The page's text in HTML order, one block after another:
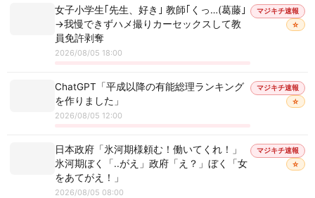
女子小学生｢先生、好き｣ 教師｢くっ…(葛藤｣
→我慢できずハメ撮りカーセックスして教
員免許剥奪
2026/08/05 18:00
マジキチ速報
☆
ChatGPT「平成以降の有能総理ランキング
を作りました」
2026/08/05 12:00
マジキチ速報
☆
日本政府「氷河期様頼む！働いてくれ！」
氷河期ぼく「..がえ」政府「え？」ぼく「女
をあてがえ！」
2026/08/05 08:00
マジキチ速報
☆